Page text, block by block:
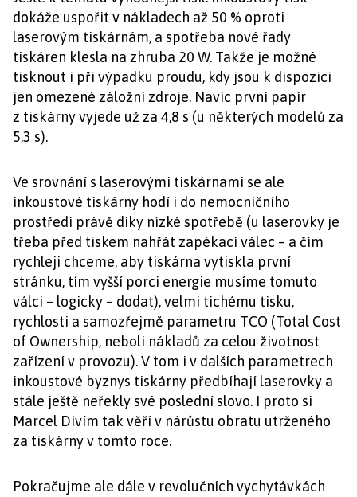
dokáže uspořit v nákladech až 50 % oproti
laserovým tiskárnám, a spotřeba nové řady
tiskáren klesla na zhruba 20 W. Takže je možné
tisknout i při výpadku proudu, kdy jsou k dispozici
jen omezené záložní zdroje. Navíc první papír
z tiskárny vyjede už za 4,8 s (u některých modelů za
5,3 s).
Ve srovnání s laserovými tiskárnami se ale
inkoustové tiskárny hodí i do nemocničního
prostředí právě díky nízké spotřebě (u laserovky je
třeba před tiskem nahřát zapékací válec – a čím
rychleji chceme, aby tiskárna vytiskla první
stránku, tím vyšší porci energie musíme tomuto
válci – logicky – dodat), velmi tichému tisku,
rychlosti a samozřejmě parametru TCO (Total Cost
of Ownership, neboli nákladů za celou životnost
zařízení v provozu). V tom i v dalších parametrech
inkoustové byznys tiskárny předbíhají laserovky a
stále ještě neřekly své poslední slovo. I proto si
Marcel Divím tak věří v nárůstu obratu utrženého
za tiskárny v tomto roce.
Pokračujme ale dále v revolučních vychytávkách